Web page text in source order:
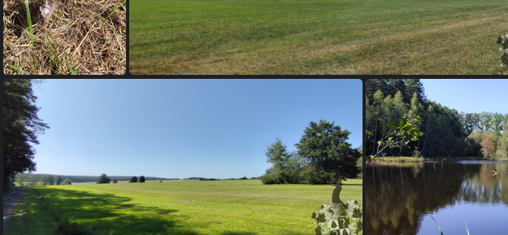
Begegnen - Bewegen - Besinnen